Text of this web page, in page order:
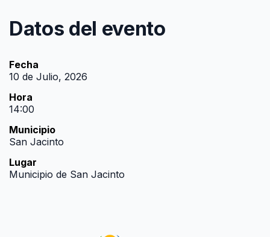
Datos del evento
Fecha
10 de Julio, 2026
Hora
14:00
Municipio
San Jacinto
Lugar
Municipio de San Jacinto